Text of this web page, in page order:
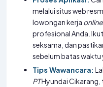
melalui situs web
lowongan kerja online
profesional Anda.
seksama, dan
sebelum batas waktu
Tips Wawancara:
PTHyundai Cikarang,